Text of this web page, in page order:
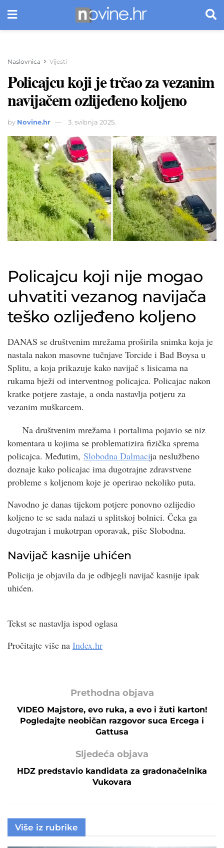
Naslovnica Vijesti
Policajcu koji je trčao za vezanim
navijačem ozlijeđeno koljeno
by Novine.hr 3. svibnja 2025.
Policajcu koji nije mogao
uhvatiti vezanog navijača
teško ozlijeđeno koljeno
DANAS se društvenim mrežama proširila snimka koja je
nastala nakon masovne tučnjave Torcide i Bad Boysa u
Splitu, a koja prikazuje kako navijač s lisicama na
rukama bježi od interventnog policajca. Policajac nakon
kratke potjere zastaje, a onda nastavlja potjeru za
vezanim muškarcem.
Na društvenim mrežama i portalima pojavio se niz
komentara u kojima se problematizira fizička sprema
policajca. Međutim, Slobodna Dalmacija neslužbeno
doznaje kako policajac ima dugotrajne zdravstvene
probleme s koljenom koje je operirao nekoliko puta.
Navodno je danas tijekom potjere ponovno ozlijedio
koljeno te se sada nalazi u splitskoj bolnici. Čeka ga
dugotrajan i mukotrpan oporavak, piše Slobodna.
Navijač kasnije uhićen
Policija je objavila da je odbjegli navijač kasnije ipak
uhićen.
Tekst se nastavlja ispod oglasa
Pročitajte više na Index.hr
Prethodna objava
VIDEO Majstore, evo ruka, a evo i žuti karton!
Pogledajte neobičan razgovor suca Ercega i
Gattusa
Sljedeća objava
HDZ predstavio kandidata za gradonačelnika
Vukovara
Više iz rubrike